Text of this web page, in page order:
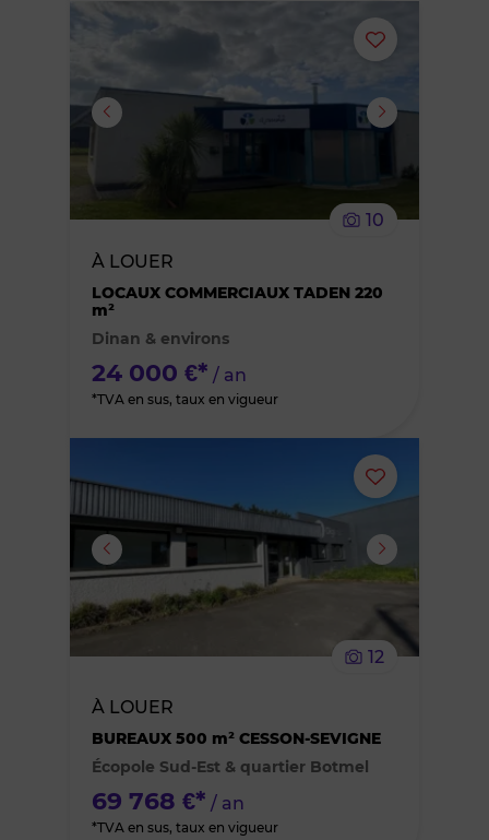
Ajouter
ou
10
À LOUER
LOCAUX COMMERCIAUX TADEN 220
m²
Dinan & environs
24 000 €* / an
*TVA en sus, taux en vigueur
Ajouter
ou
supprimer
le
12
À LOUER
BUREAUX 500 m² CESSON-SEVIGNE
Écopole Sud-Est & quartier Botmel
69 768 €* / an
*TVA en sus, taux en vigueur